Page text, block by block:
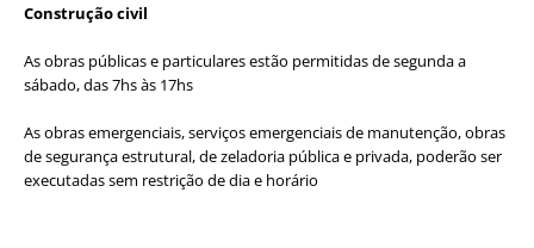
Construção civil
As obras públicas e particulares estão permitidas de segunda a
sábado, das 7hs às 17hs
As obras emergenciais, serviços emergenciais de manutenção, obras
de segurança estrutural, de zeladoria pública e privada, poderão ser
executadas sem restrição de dia e horário